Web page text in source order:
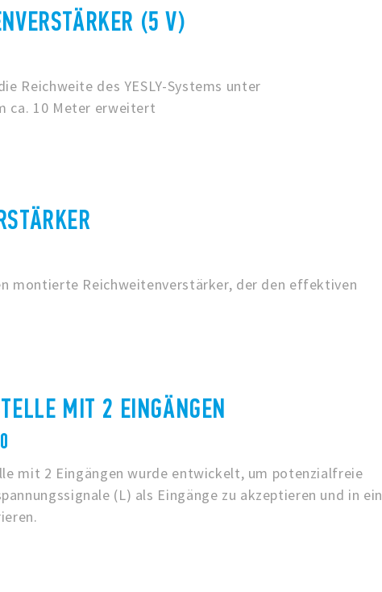
(5 V)
Reichweite des YESLY-Systems unter
ca. 10 Meter erweitert
montierte Reichweitenverstärker, der den effektiven
MIT 2 EINGÄNGEN
mit 2 Eingängen wurde entwickelt, um potenzialfreie
(L) als Eingänge zu akzeptieren und in ein